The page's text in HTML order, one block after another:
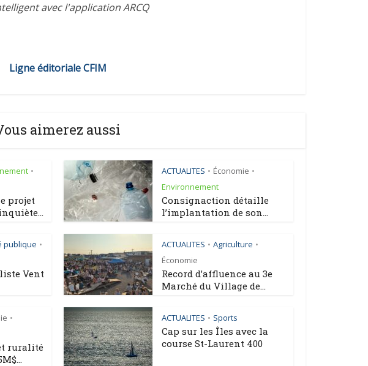
avec l'application ARCQ
Ligne éditoriale CFIM
aimerez aussi
•
projet
ACTUALITES • Économie •
Environnement
Consignaction détaille
l’implantation de son...
publique •
Vent
ACTUALITES • Agriculture •
Économie
Record d’affluence au 3e
Marché du Village de...
•
ruralité
ACTUALITES • Sports
Cap sur les Îles avec la
course St-Laurent 400